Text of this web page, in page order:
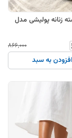
زنانه پولیشی مدل
۸۶۶٬۰۰۰
افزودن به سبد